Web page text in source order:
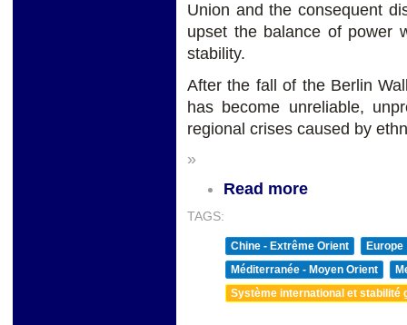
Union and the consequent
upset the balance of power
stability.
After the fall of the Berlin
has become unreliable,
regional crises caused by
»
Read more
TAGS:
Chine - Extrême Orient
Europe
Méditerranée - Moyen Orient
Système international et stabilité